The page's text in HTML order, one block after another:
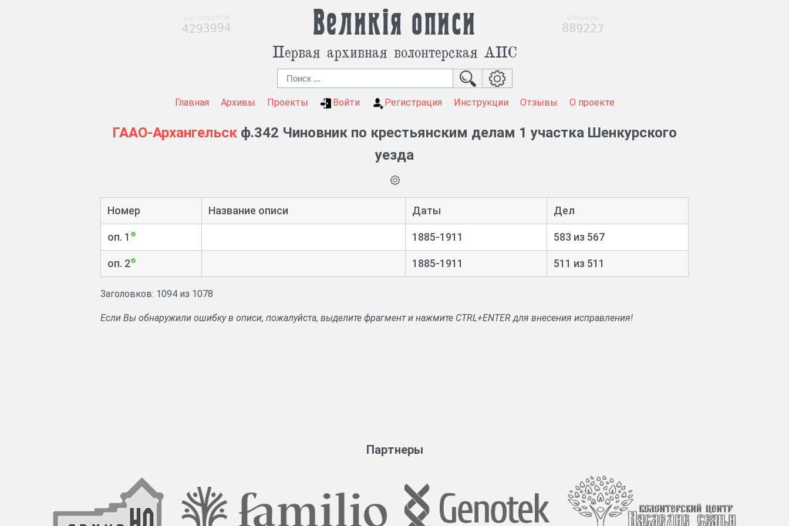
Великія описи
Первая архивная волонтерская АИС
Главная Архивы Проекты Войти Регистрация Инструкции Отзывы О проекте
ГААО-Архангельск ф.342 Чиновник по крестьянским делам 1 участка Шенкурского
уезда
Номер Название описи Даты Дел
оп. 1 1885-1911 583 из 567
оп. 2 1885-1911 511 из 511
Заголовков: 1094 из 1078
Если Вы обнаружили ошибку в описи, пожалуйста, выделите фрагмент и нажмите CTRL+ENTER для внесения исправления!
Партнеры
4293994 889227